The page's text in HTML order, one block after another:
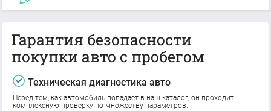
Гарантия безопасности
покупки авто с пробегом
Техническая диагностика авто
Перед тем, как автомобиль попадает в наш каталог, он проходит
комплексную проверку по множеству параметров.